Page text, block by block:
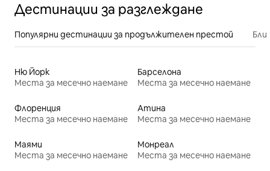
Дестинации за разглеждане
Популярни дестинации за продължителен престой
Ню Йорк
Места за месечно наемане
Барселона
Места за месечно наемане
Флоренция
Места за месечно наемане
Атина
Места за месечно наемане
Маями
Места за месечно наемане
Монреал
Места за месечно наемане